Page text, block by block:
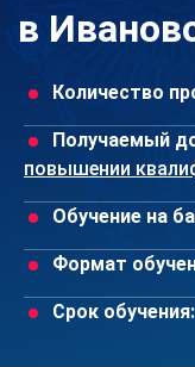
в
Количество
Получаемый
повышении
Обучение на
Формат
Срок обучения: